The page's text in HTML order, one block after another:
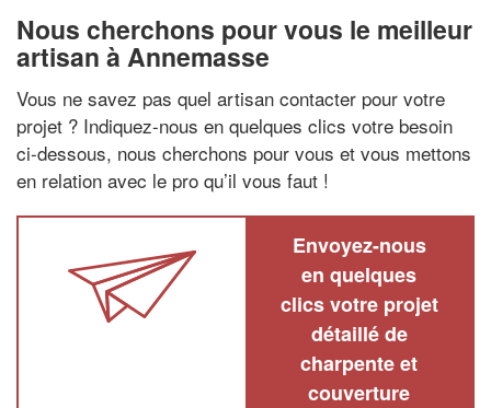
Nous cherchons pour vous le meilleur
artisan à Annemasse
Vous ne savez pas quel artisan contacter pour votre
projet ? Indiquez-nous en quelques clics votre besoin
ci-dessous, nous cherchons pour vous et vous mettons
en relation avec le pro qu’il vous faut !
Envoyez-nous
en quelques
clics votre projet
détaillé de
charpente et
couverture